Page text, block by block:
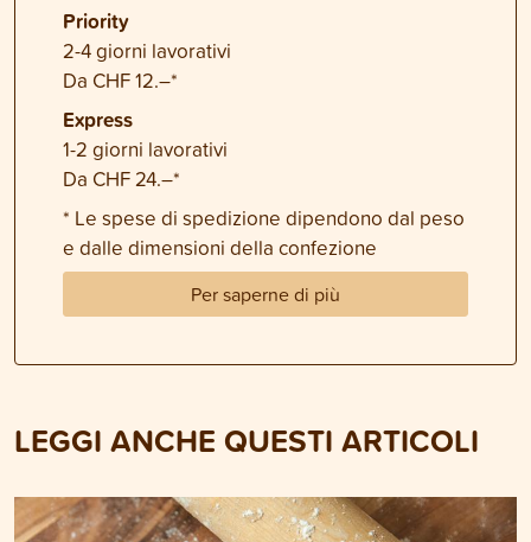
Priority
2-4 giorni lavorativi
Da CHF 12.–*
Express
1-2 giorni lavorativi
Da CHF 24.–*
* Le spese di spedizione dipendono dal peso
e dalle dimensioni della confezione
Per saperne di più
LEGGI ANCHE QUESTI ARTICOLI